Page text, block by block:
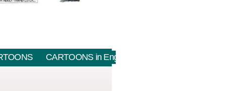
CARTOONS in English